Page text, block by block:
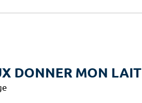
DONNER MON LAIT